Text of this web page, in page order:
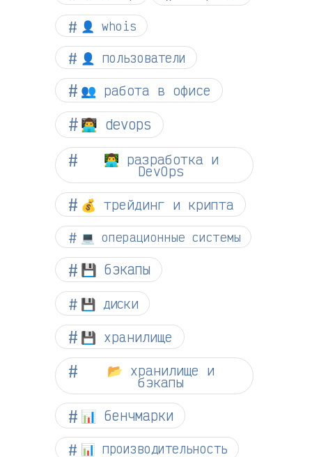
👤 whois
👤 пользователи
👥 работа в офисе
👨‍💻 devops
👨‍💻 разработка и
DevOps
💰 трейдинг и крипта
💻 операционные системы
💾 бэкапы
💾 диски
💾 хранилище
📂 хранилище и
бэкапы
📊 бенчмарки
📊 производительность